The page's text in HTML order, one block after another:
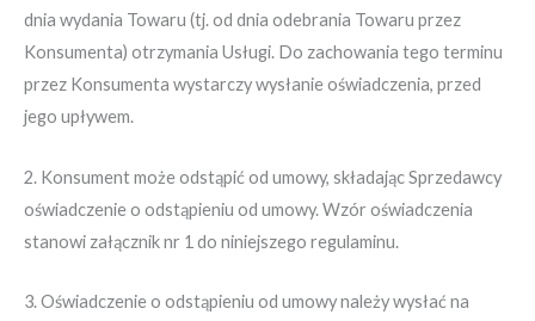
dnia wydania Towaru (tj. od dnia odebrania Towaru przez
Konsumenta) otrzymania Usługi. Do zachowania tego terminu
przez Konsumenta wystarczy wysłanie oświadczenia, przed
jego upływem.
2. Konsument może odstąpić od umowy, składając Sprzedawcy
oświadczenie o odstąpieniu od umowy. Wzór oświadczenia
stanowi załącznik nr 1 do niniejszego regulaminu.
3. Oświadczenie o odstąpieniu od umowy należy wysłać na